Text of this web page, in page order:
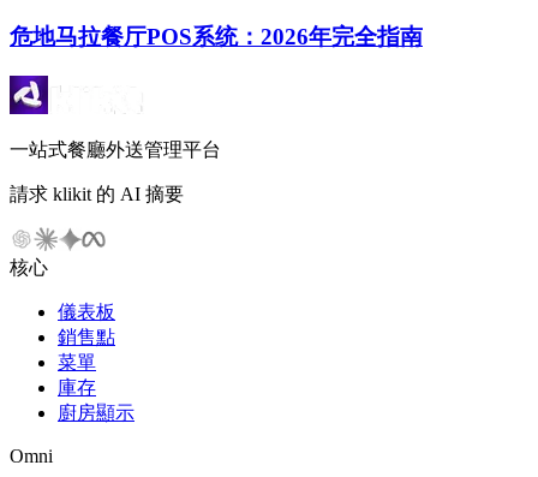
危地马拉餐厅POS系统：2026年完全指南
一站式餐廳外送管理平台
請求 klikit 的 AI 摘要
核心
儀表板
銷售點
菜單
庫存
廚房顯示
Omni